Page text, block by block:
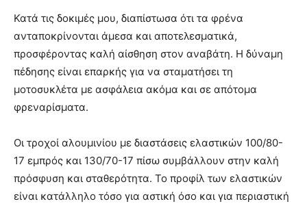
Κατά τις δοκιμές μου, διαπίστωσα ότι τα φρένα
ανταποκρίνονται άμεσα και αποτελεσματικά,
προσφέροντας καλή αίσθηση στον αναβάτη. Η δύναμη
πέδησης είναι επαρκής για να σταματήσει τη
μοτοσυκλέτα με ασφάλεια ακόμα και σε απότομα
φρεναρίσματα.
Οι τροχοί αλουμινίου με διαστάσεις ελαστικών 100/80-
17 εμπρός και 130/70-17 πίσω συμβάλλουν στην καλή
πρόσφυση και σταθερότητα. Το προφίλ των ελαστικών
είναι κατάλληλο τόσο για αστική όσο και για περιαστική